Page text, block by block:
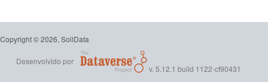
Copyright © 2026, SoilData
Desenvolvido por
v. 5.12.1 build 1122-cf90431